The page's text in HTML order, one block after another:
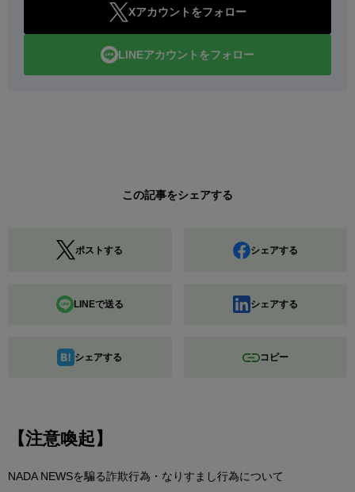
Xアカウントをフォロー
LINEアカウントをフォロー
この記事をシェアする
ポストする シェアする
LINEで送る シェアする
シェアする コピー
【注意喚起】
NADA NEWSを騙る詐欺行為・なりすまし行為について